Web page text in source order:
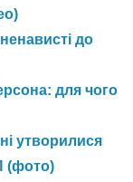
до
для чого
утворилися
(фото)